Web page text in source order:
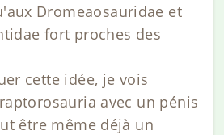
Dromeaosauridae et
fort proches des
cette idée, je vois
avec un pénis
être même déjà un